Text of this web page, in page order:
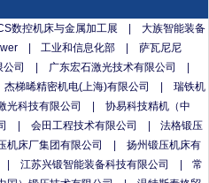
数控机床与金属加工展 |
大族智能装备
| 工业和信息化部 |
萨瓦尼尼
司 | 广东宏石激光技术有限公司
|
杰梯晞精密机电(上海)有限公司 |
瑞铁机
光科技有限公司 |
协易科技精机（中
| 会田工程技术有限公司 |
法格锻压
机床厂集团有限公司 |
扬州锻压机床有
| 江苏兴锻智能装备科技有限公司 |
常